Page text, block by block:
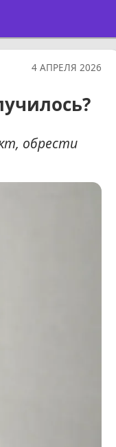
4 АПРЕЛЯ 2026
обрести